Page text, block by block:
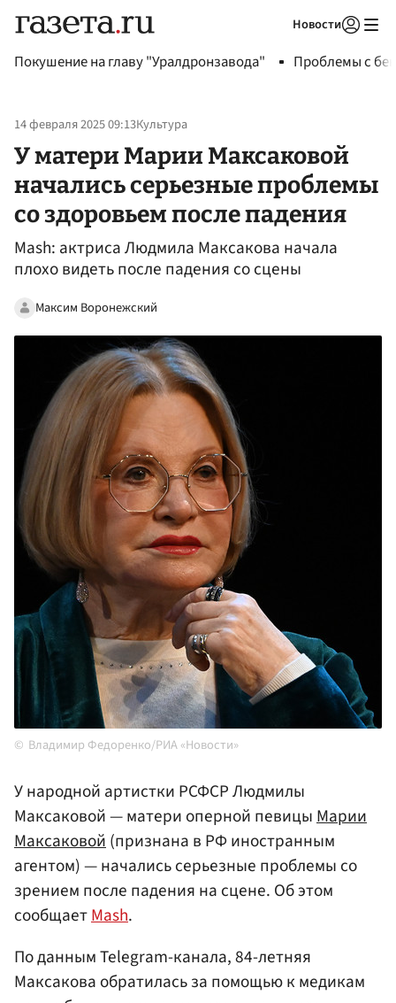
Новости
Покушение на главу "Уралдронзавода" Проблемы с
14 февраля 2025 09:13Культура
У матери Марии Максаковой
начались серьезные проблемы
со здоровьем после падения
Mash: актриса Людмила Максакова начала
плохо видеть после падения со сцены
Максим Воронежский
Владимир Федоренко/РИА «Новости»
У народной артистки РСФСР Людмилы
Максаковой — матери оперной певицыМарии
Максаковой(признана в РФ иностранным
агентом) — начались серьезные проблемы со
зрением после падения на сцене. Об этом
сообщаетMash.
По данным Telegram-канала, 84-летняя
Максакова обратилась за помощью к медикам